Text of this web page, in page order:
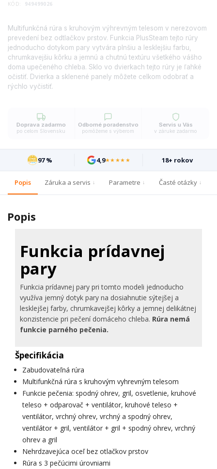
Multifunkčná rúra s kruhovým výhrevným telesom v nerezovom
prevedení bez odtlačkov prstov. Funkcia PlusSteam tejto rúry
jednoducho dotykom pary vytvára plnšiu a lesklejšiu farbu,
chrumkavejšiu kôrku a jemnú a chutnú textúru všetkého vášho
doma upečeného chleba. Sklo vo dvierkach tejto rúry je ľahké
očistiť. Dvierka a sklenené panely môžete celkom odobrať a
rýchlo vyčistiť.
KÓD: 949499026
Doprava zadarmo
po celom Slovensku
Odborné poradenstvo
pomôžeme s výberom
Servis u Vás
v záruke zadarmo
97 % 4,9★★★★★ 18+ rokov
Popis Záruka a servis Parametre Časté otázky
Popis
Funkcia prídavnej
pary
Funkcia prídavnej pary pri tomto modeli jednoducho
využíva jemný dotyk pary na dosiahnutie sýtejšej a
lesklejšej farby, chrumkavejšej kôrky a jemnej delikátnej
konzistencie pri pečení domáceho chleba. Rúra nemá
funkcie parného pečenia.
Špecifikácia
Zabudovateľná rúra
Multifunkčná rúra s kruhovým vyhrevným telesom
Funkcie pečenia: spodný ohrev, gril, osvetlenie, kruhové
teleso + odparovač + ventilátor, kruhové teleso +
ventilátor, vrchný ohrev, vrchný a spodný ohrev,
ventilátor + gril, ventilátor + gril + spodný ohrev, vrchný
ohrev a gril
Nehrdzavejúca oceľ bez otlačkov prstov
Rúra s 3 pečúcimi úrovniami